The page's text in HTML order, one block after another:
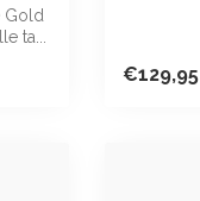
Gold
ta...
€129,95